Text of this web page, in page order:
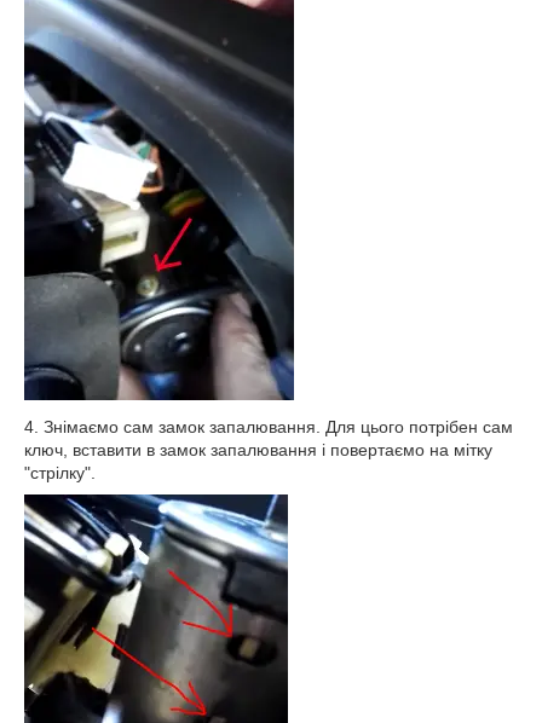
4. Знімаємо сам замок запалювання. Для цього потрібен сам
ключ, вставити в замок запалювання і повертаємо на мітку
"стрілку".